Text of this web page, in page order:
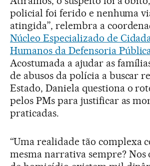
policial foi ferido e nenhuma
atingida”, relembra a
Núcleo Especializado de
Humanos da Defensoria
Acostumada a ajudar as
de abusos da polícia a buscar
Estado, Daniela questiona o
pelos PMs para justificar as
praticadas.
“Uma realidade tão complexa
mesma narrativa sempre? Nos